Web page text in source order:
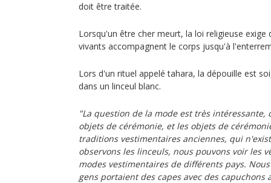
doit être traitée.
Lorsqu'un être cher meurt, la loi religieuse exige
vivants accompagnent le corps jusqu'à
Lors d'un rituel appelé tahara, la dépouille est
dans un linceul blanc.
"La question de la mode est très intéressante,
objets de cérémonie, et les objets de
traditions vestimentaires anciennes, qui
observons les linceuls, nous pouvons voir les
modes vestimentaires de différents pays.
gens portaient des capes avec des capuchons